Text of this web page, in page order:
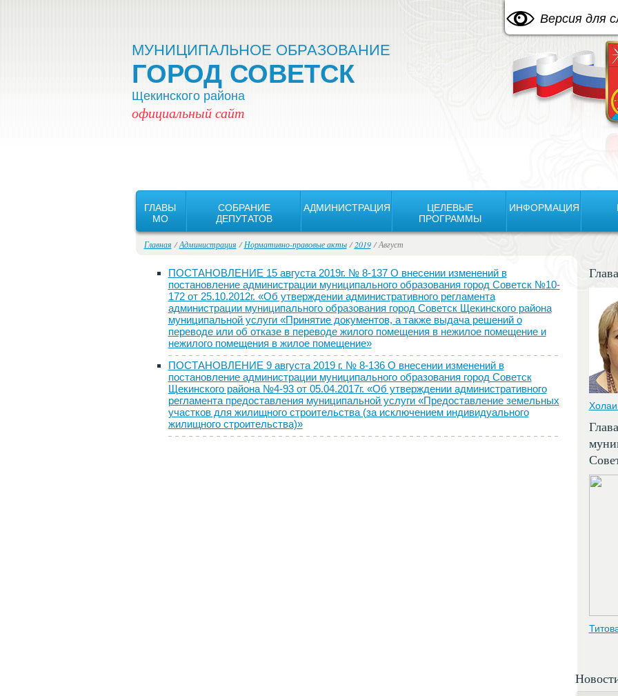
Версия для
Размер шрифта: A A
МУНИЦИПАЛЬНОЕ ОБРАЗОВАНИЕ
ГОРОД СОВЕТСК
Щекинского района
официальный сайт
ГЛАВЫ
MO
СОБРАНИЕ
ДЕПУТАТОВ
АДМИНИСТРАЦИЯ
ЦЕЛЕВЫЕ
ПРОГРАММЫ
ИНФОРМАЦИЯ
Главная /Администрация /Нормативно-правовые акты/2019/ Август
ПОСТАНОВЛЕНИЕ 15 августа 2019г. № 8-137 О внесении изменений в
постановление администрации муниципального образования город Советск №10-
172 от 25.10.2012г. «Об утверждении административного регламента
администрации муниципального образования город Советск Щекинского района
муниципальной услуги «Принятие документов, а также выдача решений о
переводе или об отказе в переводе жилого помещения в нежилое помещение и
нежилого помещения в жилое помещение»
ПОСТАНОВЛЕНИЕ 9 августа 2019 г. № 8-136 О внесении изменений в
постановление администрации муниципального образования город Советск
Щекинского района №4-93 от 05.04.2017г. «Об утверждении административного
регламента предоставления муниципальной услуги «Предоставление земельных
участков для жилищного строительства (за исключением индивидуального
жилищного строительства)»